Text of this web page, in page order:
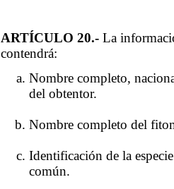
ARTÍCULO 20.- La
contendrá:
Nombre completo,
del obtentor.
Nombre completo del
Identificación de la
común.